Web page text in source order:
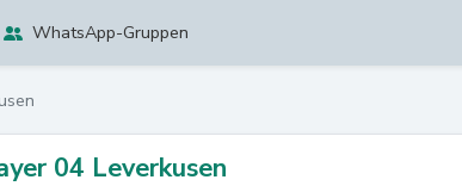
WhatsApp-Gruppen
04 Leverkusen